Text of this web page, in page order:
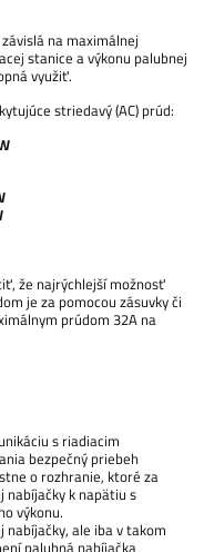
na maximálnej
stanice a výkonu palubnej
využiť.
striedavý (AC) prúd:
že najrýchlejší možnosť
je za pomocou zásuvky či
prúdom 32A na
s riadiacim
bezpečný priebeh
o rozhranie, ktoré za
nabíjačky k napätiu s
výkonu.
ale iba v takom
palubná nabíjačka